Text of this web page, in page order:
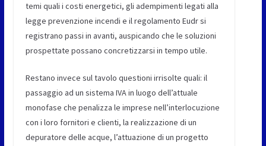
temi quali i costi energetici, gli adempimenti legati alla
legge prevenzione incendi e il regolamento Eudr si
registrano passi in avanti, auspicando che le soluzioni
prospettate possano concretizzarsi in tempo utile.
Restano invece sul tavolo questioni irrisolte quali: il
passaggio ad un sistema IVA in luogo dell’attuale
monofase che penalizza le imprese nell’interlocuzione
con i loro fornitori e clienti, la realizzazione di un
depuratore delle acque, l’attuazione di un progetto